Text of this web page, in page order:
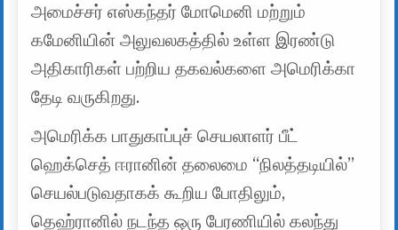
அமைச்சர் எஸ்கந்தர் மோமெனி மற்றும்
கமேனியின் அலுவலகத்தில் உள்ள இரண்டு
அதிகாரிகள் பற்றிய தகவல்களை அமெரிக்கா
தேடி வருகிறது.
அமெரிக்க பாதுகாப்புச் செயலாளர் பீட்
ஹெக்செத் ஈரானின் தலைமை “நிலத்தடியில்”
செயல்படுவதாகக் கூறிய போதிலும்,
தெஹ்ரானில் நடந்த ஒரு பேரணியில் கலந்து